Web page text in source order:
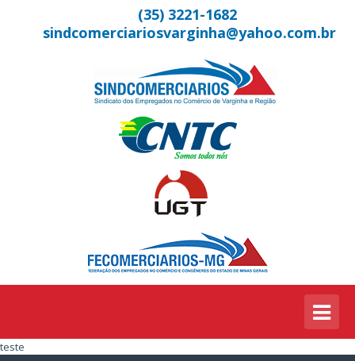
(35) 3221-1682
sindcomerciariosvarginha@yahoo.com.br
teste